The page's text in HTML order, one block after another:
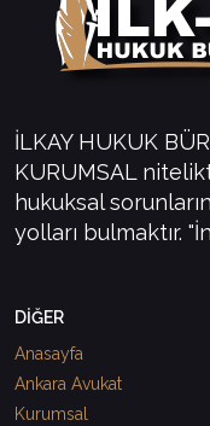
İLKAY HUKUK
KURUMSAL
hukuksal
yolları bulmaktır.
DİĞER
Anasayfa
Ankara Avukat
Kurumsal